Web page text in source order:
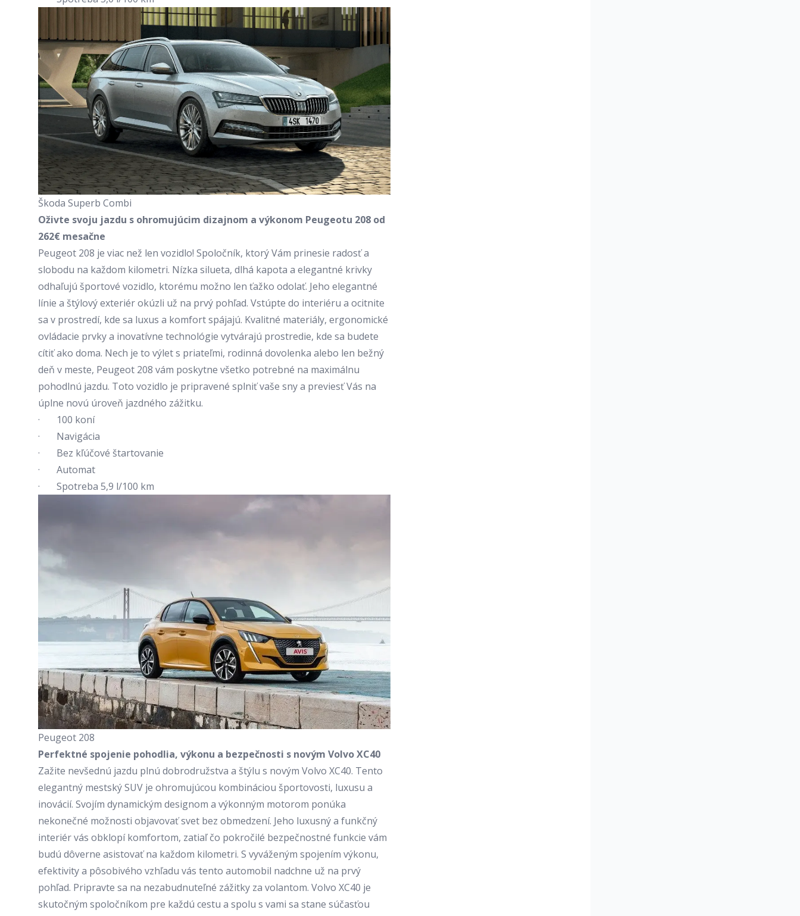
Škoda Superb Combi
Oživte svoju jazdu s ohromujúcim dizajnom a výkonom Peugeotu 208 od
262€ mesačne
Peugeot 208 je viac než len vozidlo! Spoločník, ktorý Vám prinesie radosť a
slobodu na každom kilometri. Nízka silueta, dlhá kapota a elegantné krivky
odhaľujú športové vozidlo, ktorému možno len ťažko odolať. Jeho elegantné
línie a štýlový exteriér okúzli už na prvý pohľad. Vstúpte do interiéru a ocitnite
sa v prostredí, kde sa luxus a komfort spájajú. Kvalitné materiály, ergonomické
ovládacie prvky a inovatívne technológie vytvárajú prostredie, kde sa budete
cítiť ako doma. Nech je to výlet s priateľmi, rodinná dovolenka alebo len bežný
deň v meste, Peugeot 208 vám poskytne všetko potrebné na maximálnu
pohodlnú jazdu. Toto vozidlo je pripravené splniť vaše sny a previesť Vás na
úplne novú úroveň jazdného zážitku.
· 100 koní
· Navigácia
· Bez kľúčové štartovanie
· Automat
· Spotreba 5,9 l/100 km
Peugeot 208
Perfektné spojenie pohodlia, výkonu a bezpečnosti s novým Volvo XC40
Zažite nevšednú jazdu plnú dobrodružstva a štýlu s novým Volvo XC40. Tento
elegantný mestský SUV je ohromujúcou kombináciou športovosti, luxusu a
inovácií. Svojím dynamickým designom a výkonným motorom ponúka
nekonečné možnosti objavovať svet bez obmedzení. Jeho luxusný a funkčný
interiér vás obklopí komfortom, zatiaľ čo pokročilé bezpečnostné funkcie vám
budú dôverne asistovať na každom kilometri. S vyváženým spojením výkonu,
efektivity a pôsobivého vzhľadu vás tento automobil nadchne už na prvý
pohľad. Pripravte sa na nezabudnuteľné zážitky za volantom. Volvo XC40 je
skutočným spoločníkom pre každú cestu a spolu s vami sa stane súčasťou